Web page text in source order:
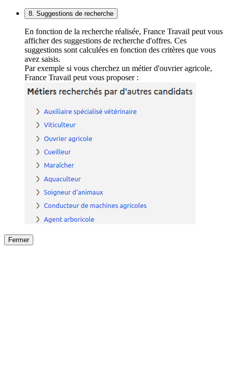
8. Suggestions de recherche
En fonction de la recherche réalisée, France Travail peut vous
afficher des suggestions de recherche d'offres. Ces
suggestions sont calculées en fonction des critères que vous
avez saisis.
Par exemple si vous cherchez un métier d'ouvrier agricole,
France Travail peut vous proposer :
Fermer